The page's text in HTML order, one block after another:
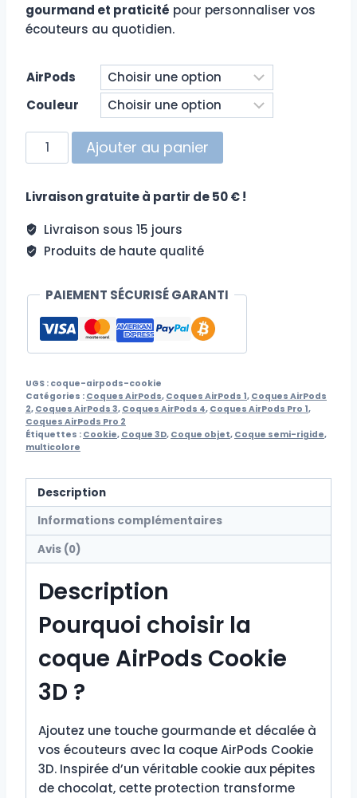
gourmand et praticité pour personnaliser vos
écouteurs au quotidien.
AirPods
Couleur
quantité
de
AirPods
Ajouter au panier
Livraison gratuite à partir de 50 € !
Livraison sous 15 jours
Produits de haute qualité
PAIEMENT SÉCURISÉ GARANTI
UGS : coque-airpods-cookie
Catégories : Coques AirPods, Coques AirPods 1, Coques AirPods
2, Coques AirPods 3, Coques AirPods 4, Coques AirPods Pro 1,
Coques AirPods Pro 2
Étiquettes : Cookie, Coque 3D, Coque objet, Coque semi-rigide,
multicolore
Description
Informations complémentaires
Avis (0)
Description
Pourquoi choisir la
coque AirPods Cookie
3D ?
Ajoutez une touche gourmande et décalée à
vos écouteurs avec la coque AirPods Cookie
3D. Inspirée d’un véritable cookie aux pépites
de chocolat, cette protection transforme